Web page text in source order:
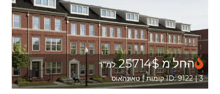
החל מ 25714$ למ"ר
ID: 9122 | 3 קומות | טאונהאוס